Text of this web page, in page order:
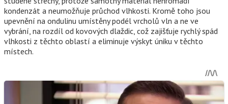
kondenzát a neumožňuje průchod vlhkosti. Kromě toho jsou
upevnění na ondulinu umístěny podél vrcholů vln a ne ve
vybrání, na rozdíl od kovových dlaždic, což zajišťuje rychlý spád
vlhkosti z těchto oblastí a eliminuje výskyt úniku v těchto
místech.